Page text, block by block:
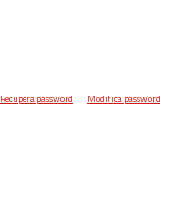
Recupera password Modifica password